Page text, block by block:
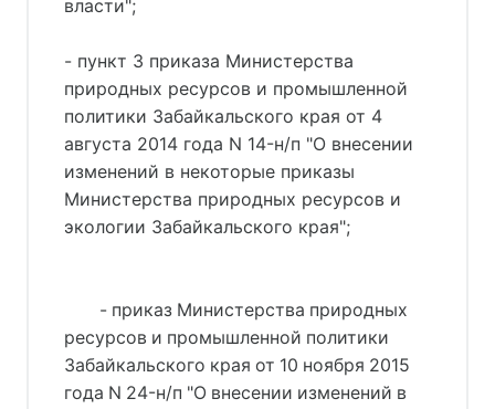
власти";
- пункт 3 приказа Министерства
природных ресурсов и промышленной
политики Забайкальского края от 4
августа 2014 года N 14-н/п "О внесении
изменений в некоторые приказы
Министерства природных ресурсов и
экологии Забайкальского края";
- приказ Министерства природных
ресурсов и промышленной политики
Забайкальского края от 10 ноября 2015
года N 24-н/п "О внесении изменений в